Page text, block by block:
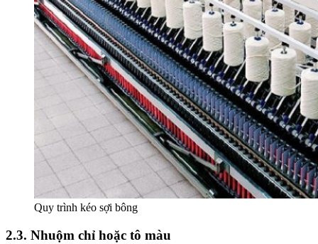
Quy trình kéo sợi bông
2.3. Nhuộm chỉ hoặc tô màu